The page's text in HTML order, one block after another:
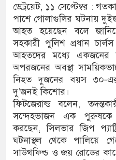
ডেট্রয়েট, ১১ সেপ্টেম্বর :
পাশে গোলাগুলির ঘটনায়
আহত হয়েছেন বলে
সহকারী পুলিশ প্রধান
আহতদের মধ্যে একজনের
অপরজনের অবস্থা
নিহত দুজনের বয়স ৩০-
দু'জনই কিশোর।
ফিটজেরাল্ড বলেন,
সন্দেহভাজন এক পুরুষকে
করছেন, সিলভার জিপ
ঘটনাস্থল থেকে পালিয়ে
সাউথফিল্ড ও জয় রোডের